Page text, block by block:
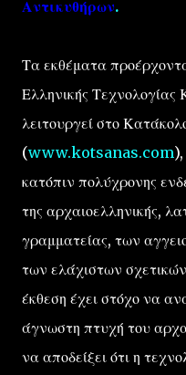
Αντικυθήρων.
Τα εκθέματα
Ελληνικής
λειτουργεί στο
(www.kotsanas.com
κατόπιν πολύχρονης
της αρχαιοελληνικής,
γραμματείας, των
των ελάχιστων
έκθεση έχει στόχο να
άγνωστη πτυχή του
να αποδείξει ότι η